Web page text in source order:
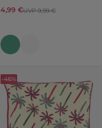
4,99 €UVP 9,99 €
-46%